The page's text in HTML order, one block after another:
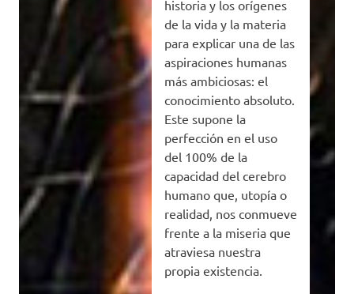
historia y los orígenes
de la vida y la materia
para explicar una de las
aspiraciones humanas
más ambiciosas: el
conocimiento absoluto.
Este supone la
perfección en el uso
del 100% de la
capacidad del cerebro
humano que, utopía o
realidad, nos conmueve
frente a la miseria que
atraviesa nuestra
propia existencia.